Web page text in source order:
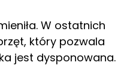
W ostatnich
który pozwala
jest dysponowana.